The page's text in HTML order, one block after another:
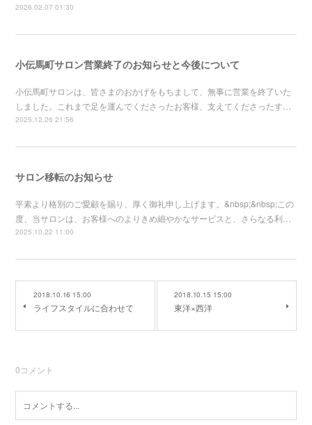
2026.02.07 01:30
小伝馬町サロン営業終了のお知らせと今後について
小伝馬町サロンは、皆さまのおかげをもちまして、無事に営業を終了いた
しました。これまで足を運んでくださったお客様、支えてくださったす…
2025.12.26 21:56
サロン移転のお知らせ
平素より格別のご愛顧を賜り、厚く御礼申し上げます。&nbsp;&nbsp;この
度、当サロンは、お客様へのよりきめ細やかなサービスと、さらなる利…
2025.10.22 11:00
2018.10.16 15:00
ライフスタイルに合わせて
2018.10.15 15:00
東洋×西洋
0コメント